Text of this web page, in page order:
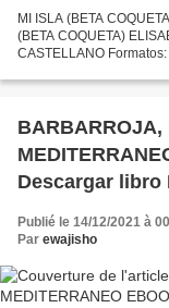
MI ISLA (BETA
(BETA COQUETA)
CASTELLANO
BARBARROJA,
Descargar libro
Publié le 14/12/2021 à
Par ewajisho